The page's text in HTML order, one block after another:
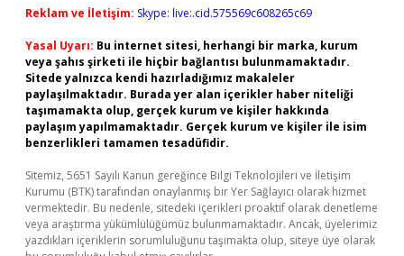
Reklam ve İletişim: Skype: live:.cid.575569c608265c69
Yasal Uyarı: Bu internet sitesi, herhangi bir marka, kurum
veya şahıs şirketi ile hiçbir bağlantısı bulunmamaktadır.
Sitede yalnızca kendi hazırladığımız makaleler
paylaşılmaktadır. Burada yer alan içerikler haber niteliği
taşımamakta olup, gerçek kurum ve kişiler hakkında
paylaşım yapılmamaktadır. Gerçek kurum ve kişiler ile isim
benzerlikleri tamamen tesadüfidir.
Sitemiz, 5651 Sayılı Kanun gereğince Bilgi Teknolojileri ve İletişim
Kurumu (BTK) tarafından onaylanmış bir Yer Sağlayıcı olarak hizmet
vermektedir. Bu nedenle, sitedeki içerikleri proaktif olarak denetleme
veya araştırma yükümlülüğümüz bulunmamaktadır. Ancak, üyelerimiz
yazdıkları içeriklerin sorumluluğunu taşımakta olup, siteye üye olarak